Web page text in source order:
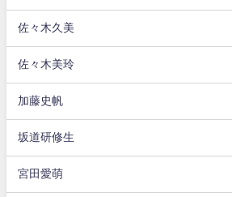
佐々木久美
佐々木美玲
加藤史帆
坂道研修生
宮田愛萌